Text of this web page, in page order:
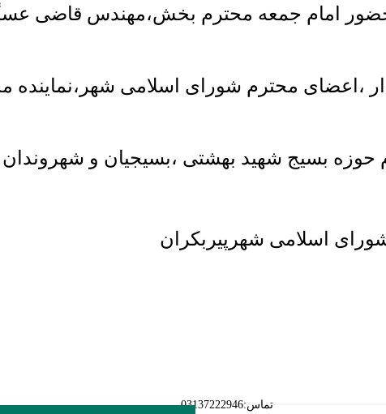
امام جمعه محترم بخش،مهندس قاضی
محترم شورای اسلامی شهر،نماینده
حوزه بسیج شهید بهشتی ،بسیجیان و
اسلامی شهرپیربکران
تماس:03137222946